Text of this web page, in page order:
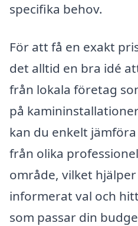
specifika behov.
För att få en exakt
det alltid en bra idé
från lokala företag
på
kan du enkelt
från olika
område, vilket
informerat val och
som passar din